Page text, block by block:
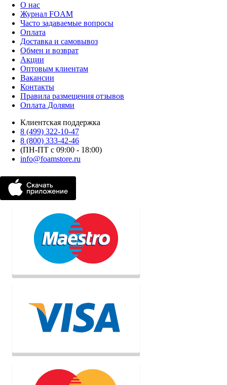
О нас
Журнал FOAM
Часто задаваемые вопросы
Оплата
Доставка и самовывоз
Обмен и возврат
Акции
Оптовым клиентам
Вакансии
Контакты
Правила размещения отзывов
Оплата Долями
Клиентская поддержка
8 (499) 322-10-47
8 (800) 333-42-46
(ПН-ПТ с 09:00 - 18:00)
info@foamstore.ru